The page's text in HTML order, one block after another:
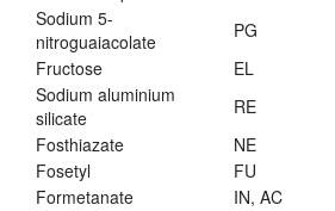
Sodium 5-
nitroguaiacolate
PG
Fructose
EL
Sodium aluminium
silicate
RE
Fosthiazate
NE
Fosetyl
FU
Formetanate
IN, AC